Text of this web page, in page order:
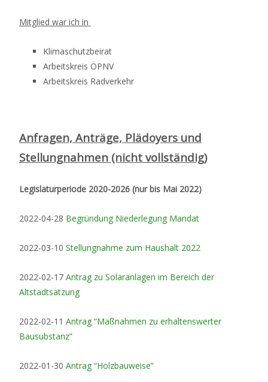
Mitglied war ich in
Klimaschutzbeirat
Arbeitskreis ÖPNV
Arbeitskreis Radverkehr
Anfragen, Anträge, Plädoyers und
Stellungnahmen (nicht vollständig)
Legislaturperiode 2020-2026 (nur bis Mai 2022)
2022-04-28 Begründung Niederlegung Mandat
2022-03-10 Stellungnahme zum Haushalt 2022
2022-02-17 Antrag zu Solaranlagen im Bereich der
Altstadtsatzung
2022-02-11 Antrag “Maßnahmen zu erhaltenswerter
Bausubstanz”
2022-01-30 Antrag “Holzbauweise”